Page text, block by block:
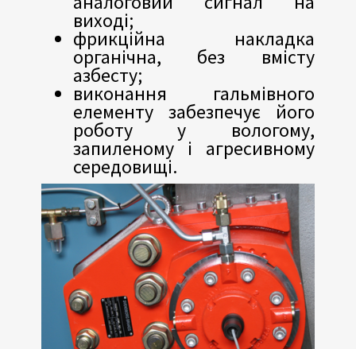
виході;
фрикційна накладка
органічна, без вмісту
азбесту;
виконання гальмівного
елементу забезпечує його
роботу у вологому,
запиленому і агресивному
середовищі.